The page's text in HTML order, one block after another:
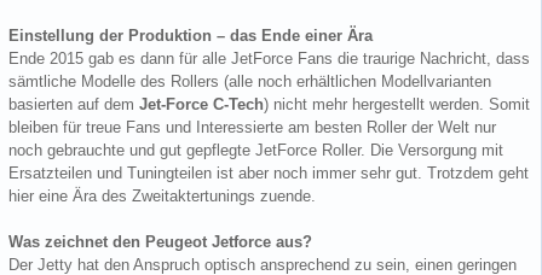
Einstellung der Produktion – das Ende einer Ära
Ende 2015 gab es dann für alle JetForce Fans die traurige Nachricht, dass
sämtliche Modelle des Rollers (alle noch erhältlichen Modellvarianten
basierten auf dem Jet-Force C-Tech) nicht mehr hergestellt werden. Somit
bleiben für treue Fans und Interessierte am besten Roller der Welt nur
noch gebrauchte und gut gepflegte JetForce Roller. Die Versorgung mit
Ersatzteilen und Tuningteilen ist aber noch immer sehr gut. Trotzdem geht
hier eine Ära des Zweitaktertunings zuende.
Was zeichnet den Peugeot Jetforce aus?
Der Jetty hat den Anspruch optisch ansprechend zu sein, einen geringen